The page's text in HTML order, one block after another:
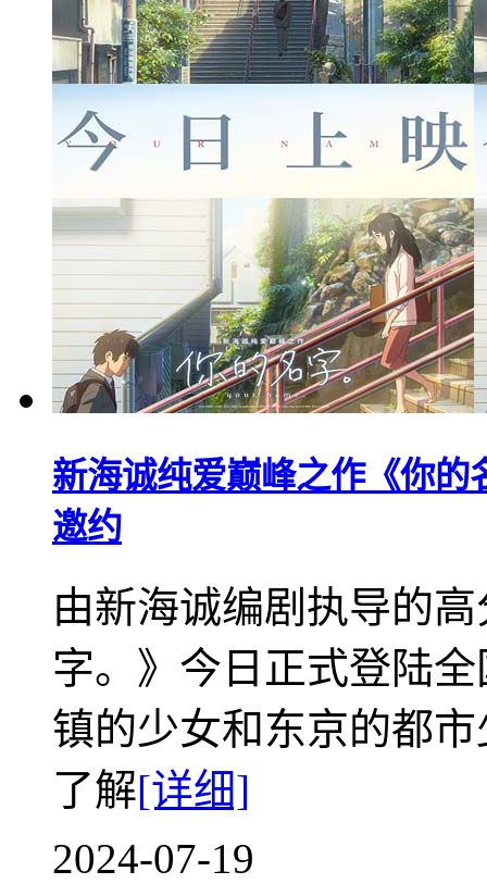
新海诚纯爱巅峰之作《你的
邀约
由新海诚编剧执导的
字。》今日正式登陆
镇的少女和东京的都
了解[详细]
2024-07-19